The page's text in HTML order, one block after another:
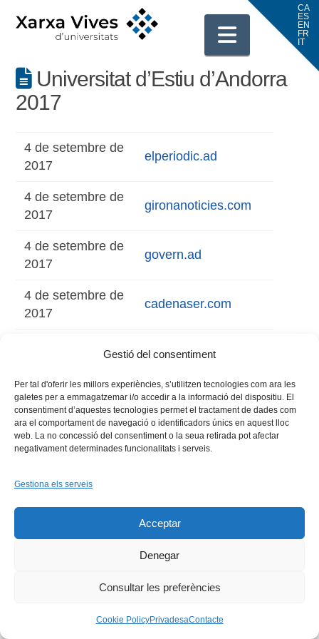
Gestió del consentiment
Per tal d'oferir les millors experiències, s’utilitzen tecnologies com ara les
galetes per a emmagatzemar i/o accedir a la informació del dispositiu. El
consentiment d’aquestes tecnologies permet el tractament de dades com
ara el comportament de navegació o identificadors únics en aquest lloc
web. La no concessió del consentiment o la seua retirada pot afectar
negativament determinades funcionalitats i serveis.
Gestiona els serveis
Acceptar
Denegar
Consultar les preferències
Cookie PolicyPrivadesaContacte
Universitat d’Estiu d’Andorra
2017
4 de setembre de
2017
elperiodic.ad
4 de setembre de
2017
gironanoticies.com
4 de setembre de
2017
govern.ad
4 de setembre de
2017
cadenaser.com
Facebook
X
Instagram
QUI SOM
PROGRAMES
DESENVOLUPAMENT SOSTENIBLE
TRANSPARÈNCIA
AVÍS LEGAL